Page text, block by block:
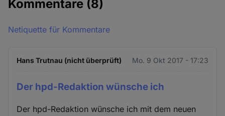
Kommentare (8)
Netiquette für Kommentare
Hans Trutnau (nicht überprüft) Mo. 9 Okt 2017 - 17:23
Der hpd-Redaktion wünsche ich
Der hpd-Redaktion wünsche ich mit dem neuen